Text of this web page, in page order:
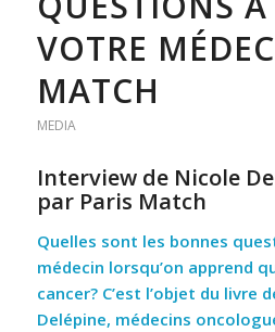
VOTRE
MATCH
MEDIA
Interview de Nicole
par Paris Match
Quelles sont les bonnes
médecin lorsqu’on apprend
cancer? C’est l’objet du livre
Delépine, médecins